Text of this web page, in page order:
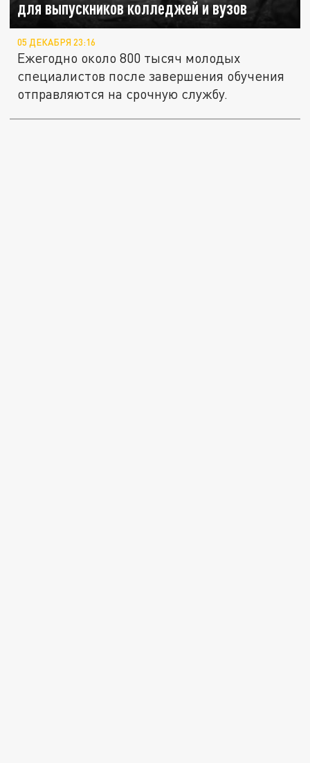
для выпускников колледжей и вузов
05 ДЕКАБРЯ 23:16
Ежегодно около 800 тысяч молодых
специалистов после завершения обучения
отправляются на срочную службу.